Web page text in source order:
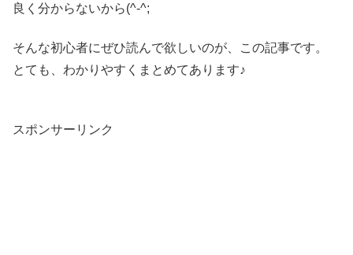
良く分からないから(^-^;
そんな初心者にぜひ読んで欲しいのが、この記事です。
とても、わかりやすくまとめてあります♪
スポンサーリンク